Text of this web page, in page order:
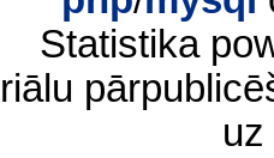
Statistika